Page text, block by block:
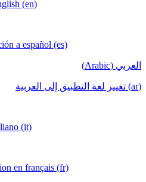
(en)
a español (es)
العربي (Arabic)
(ar) تغيير لغة التطبيق إلى العربية
(it)
en français (fr)